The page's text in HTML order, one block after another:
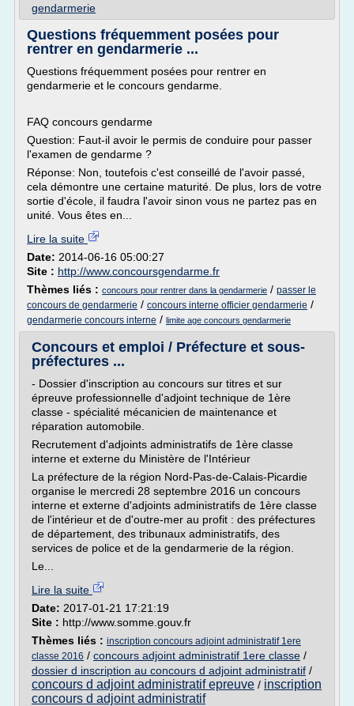
gendarmerie
Questions fréquemment posées pour
rentrer en gendarmerie ...
Questions fréquemment posées pour rentrer en
gendarmerie et le concours gendarme.
FAQ concours gendarme
Question: Faut-il avoir le permis de conduire pour passer
l'examen de gendarme ?
Réponse: Non, toutefois c'est conseillé de l'avoir passé,
cela démontre une certaine maturité. De plus, lors de votre
sortie d'école, il faudra l'avoir sinon vous ne partez pas en
unité. Vous êtes en...
Lire la suite
Date: 2014-06-16 05:00:27
Site : http://www.concoursgendarme.fr
Thèmes liés : concours pour rentrer dans la gendarmerie / passer le
concours de gendarmerie / concours interne officier gendarmerie /
gendarmerie concours interne / limite age concours gendarmerie
Concours et emploi / Préfecture et sous-
préfectures ...
- Dossier d'inscription au concours sur titres et sur
épreuve professionnelle d'adjoint technique de 1ère
classe - spécialité mécanicien de maintenance et
réparation automobile.
Recrutement d'adjoints administratifs de 1ère classe
interne et externe du Ministère de l'Intérieur
La préfecture de la région Nord-Pas-de-Calais-Picardie
organise le mercredi 28 septembre 2016 un concours
interne et externe d'adjoints administratifs de 1ère classe
de l'intérieur et de d'outre-mer au profit : des préfectures
de département, des tribunaux administratifs, des
services de police et de la gendarmerie de la région.
Le...
Lire la suite
Date: 2017-01-21 17:21:19
Site : http://www.somme.gouv.fr
Thèmes liés : inscription concours adjoint administratif 1ere
classe 2016 / concours adjoint administratif 1ere classe /
dossier d inscription au concours d adjoint administratif /
concours d adjoint administratif epreuve / inscription
concours d adjoint administratif